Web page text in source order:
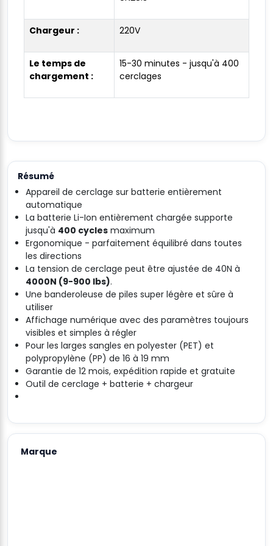
Chargeur : 220V
Le temps de
chargement :
15-30 minutes - jusqu'à 400
cerclages
Résumé
Appareil de cerclage sur batterie entièrement
automatique
La batterie Li-Ion entièrement chargée supporte
jusqu'à 400 cycles maximum
Ergonomique - parfaitement équilibré dans toutes
les directions
La tension de cerclage peut être ajustée de 40N à
4000N (9-900 lbs).
Une banderoleuse de piles super légère et sûre à
utiliser
Affichage numérique avec des paramètres toujours
visibles et simples à régler
Pour les larges sangles en polyester (PET) et
polypropylène (PP) de 16 à 19 mm
Garantie de 12 mois, expédition rapide et gratuite
Outil de cerclage + batterie + chargeur
Marque